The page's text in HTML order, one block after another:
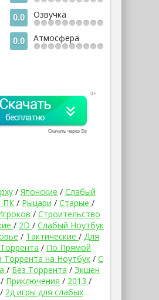
0.0 Озвучка
0.0 Атмосфера
/ Японские / Слабый
ПК / Рыцари / Старые /
/ Строительство
/ 2D / Слабый Ноутбук
/ Тактические / Для
/ По Прямой
Торрента на Ноутбук / С
/ Без Торрента / Экшен
/ Приключения / 2013 /
/ 2д игры для слабых